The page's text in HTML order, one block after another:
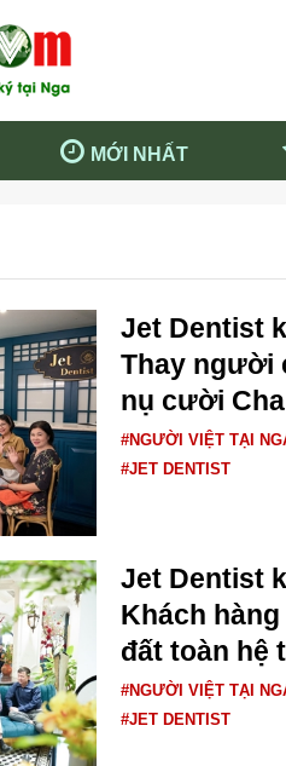
MỚI NHẤT
Khám
Chính trị
Jet Dentist
Thay người
nụ cười
#NGƯỜI VIỆT TẠI
#JET DENTIST
Jet Dentist
Khách hàng
đất toàn hệ
#NGƯỜI VIỆT TẠI
#JET DENTIST